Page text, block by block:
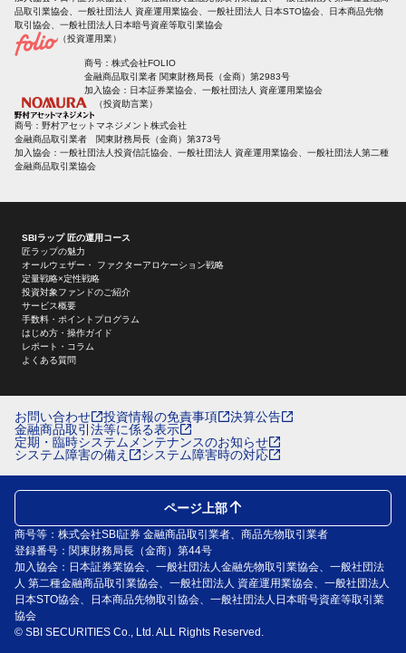
品取引業協会、一般社団法人 資産運用業協会、一般社団法人 日本STO協会、日本商品先物
取引協会、一般社団法人日本暗号資産等取引業協会
（投資運用業）
商号：株式会社FOLIO
金融商品取引業者 関東財務局長（金商）第2983号
加入協会：日本証券業協会、一般社団法人 資産運用業協会
（投資助言業）
商号：野村アセットマネジメント株式会社
金融商品取引業者 関東財務局長（金商）第373号
加入協会：一般社団法人投資信託協会、一般社団法人 資産運用業協会、一般社団法人第二種
金融商品取引業協会
SBIラップ 匠の運用コース
匠ラップの魅力
オールウェザー・ ファクターアロケーション戦略
定量戦略×定性戦略
投資対象ファンドのご紹介
サービス概要
手数料・ポイントプログラム
はじめ方・操作ガイド
レポート・コラム
よくある質問
お問い合わせ 投資情報の免責事項
決算公告
金融商品取引法等に係る表示
定期・臨時システムメンテナンスのお知らせ
システム障害の備え
システム障害時の対応
ページ上部
商号等：株式会社SBI証券 金融商品取引業者、商品先物取引業者
登録番号：関東財務局長（金商）第44号
加入協会：日本証券業協会、一般社団法人金融先物取引業協会、一般社団法
人 第二種金融商品取引業協会、一般社団法人 資産運用業協会、一般社団法人
日本STO協会、日本商品先物取引協会、一般社団法人日本暗号資産等取引業
協会
© SBI SECURITIES Co., Ltd. ALL Rights Reserved.